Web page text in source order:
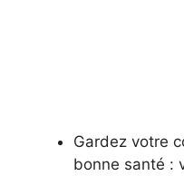
Gardez votre
bonne santé :